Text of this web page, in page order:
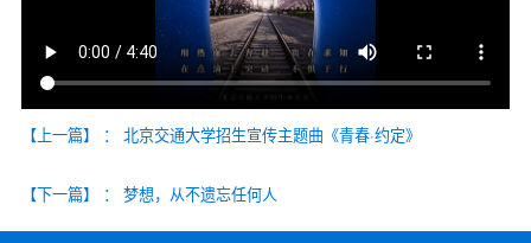
【上一篇】 ： 北京交通大学招生宣传主题曲《青春·约定》
【下一篇】 ： 梦想，从不遗忘任何人